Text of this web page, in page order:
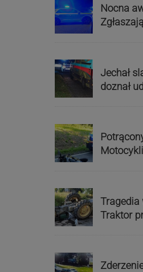
Nocna
Jechał
doznał
Traktor